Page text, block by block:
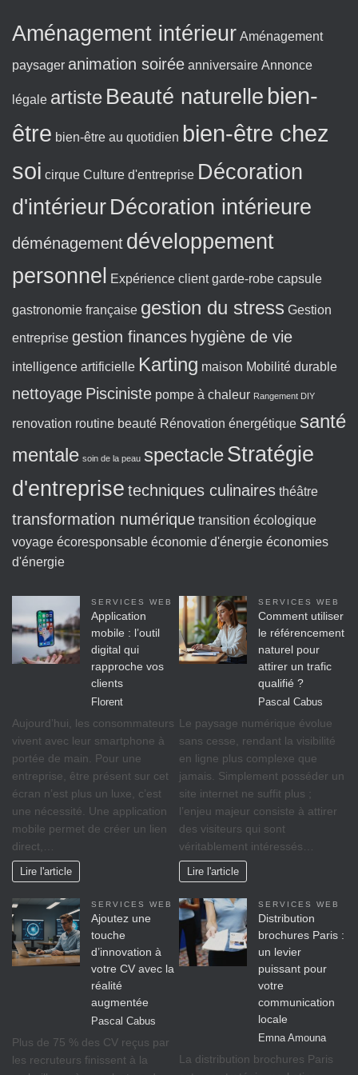
Aménagement intérieur Aménagement
paysager animation soirée anniversaire Annonce
légale artiste Beauté naturelle bien-
être bien-être au quotidien bien-être chez
soi cirque Culture d'entreprise Décoration
d'intérieurDécoration intérieure
déménagement développement
personnel Expérience client garde-robe capsule
gastronomie française gestion du stress Gestion
entreprise gestion finances hygiène de vie
intelligence artificielle Karting maison Mobilité durable
nettoyage Pisciniste pompe à chaleur Rangement DIY
renovation routine beauté Rénovation énergétique santé
mentale soin de la peau spectacleStratégie
d'entreprise techniques culinaires théâtre
transformation numérique transition écologique
voyage écoresponsable économie d'énergie économies
d'énergie
SERVICES WEB
Application
mobile : l’outil
digital qui
rapproche vos
clients
Florent
Aujourd’hui, les consommateurs
vivent avec leur smartphone à
portée de main. Pour une
entreprise, être présent sur cet
écran n’est plus un luxe, c’est
une nécessité. Une application
mobile permet de créer un lien
direct,…
Lire l'article
SERVICES WEB
Comment utiliser
le référencement
naturel pour
attirer un trafic
qualifié ?
Pascal Cabus
Le paysage numérique évolue
sans cesse, rendant la visibilité
en ligne plus complexe que
jamais. Simplement posséder un
site internet ne suffit plus ;
l’enjeu majeur consiste à attirer
des visiteurs qui sont
véritablement intéressés…
Lire l'article
SERVICES WEB
Ajoutez une
touche
d’innovation à
votre CV avec la
réalité
augmentée
Pascal Cabus
Plus de 75 % des CV reçus par
les recruteurs finissent à la
SERVICES WEB
Distribution
brochures Paris :
un levier
puissant pour
votre
communication
locale
Emna Amouna
La distribution brochures Paris